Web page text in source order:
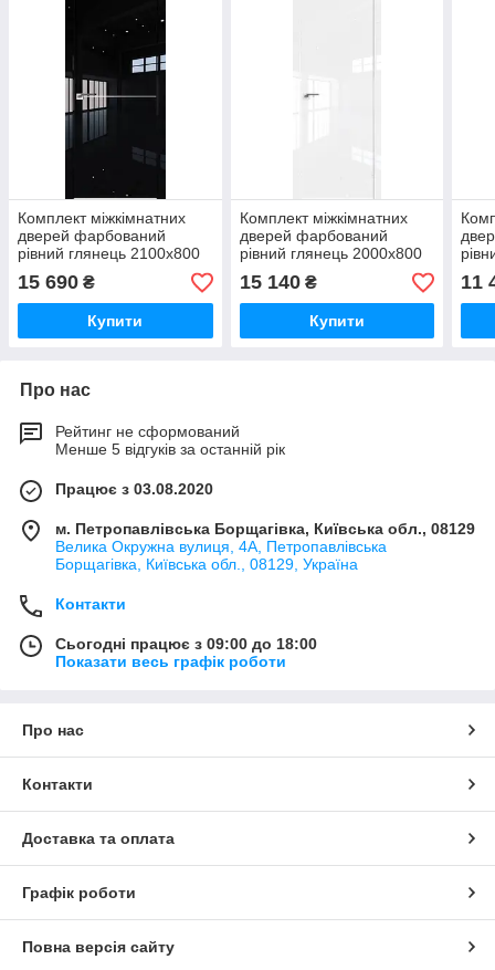
Комплект міжкімнатних
дверей фарбований
рівний глянець 2100х800
15 690 ₴
Купити
Комплект міжкімнатних
дверей фарбований
рівний глянець 2000х800
15 140₴
Купити
11
Про нас
Рейтинг не сформований
Менше 5 відгуків за останній рік
Працює з 03.08.2020
м. Петропавлівська Борщагівка, Київська обл., 08129
Велика Окружна вулиця, 4А, Петропавлівська
Борщагівка, Київська обл., 08129, Україна
Контакти
Сьогодні працює з 09:00 до 18:00
Показати весь графік роботи
Про нас
Контакти
Доставка та оплата
Графік роботи
Повна версія сайту